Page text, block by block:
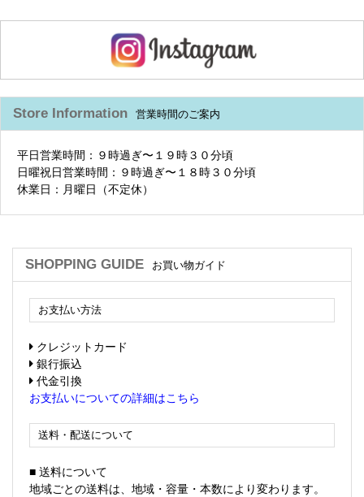
Store Information 営業時間のご案内
平日営業時間：９時過ぎ〜１９時３０分頃
日曜祝日営業時間：９時過ぎ〜１８時３０分頃
休業日：月曜日（不定休）
SHOPPING GUIDE お買い物ガイド
お支払い方法
クレジットカード
銀行振込
代金引換
お支払いについての詳細はこちら
送料・配送について
■ 送料について
地域ごとの送料は、地域・容量・本数により変わります。